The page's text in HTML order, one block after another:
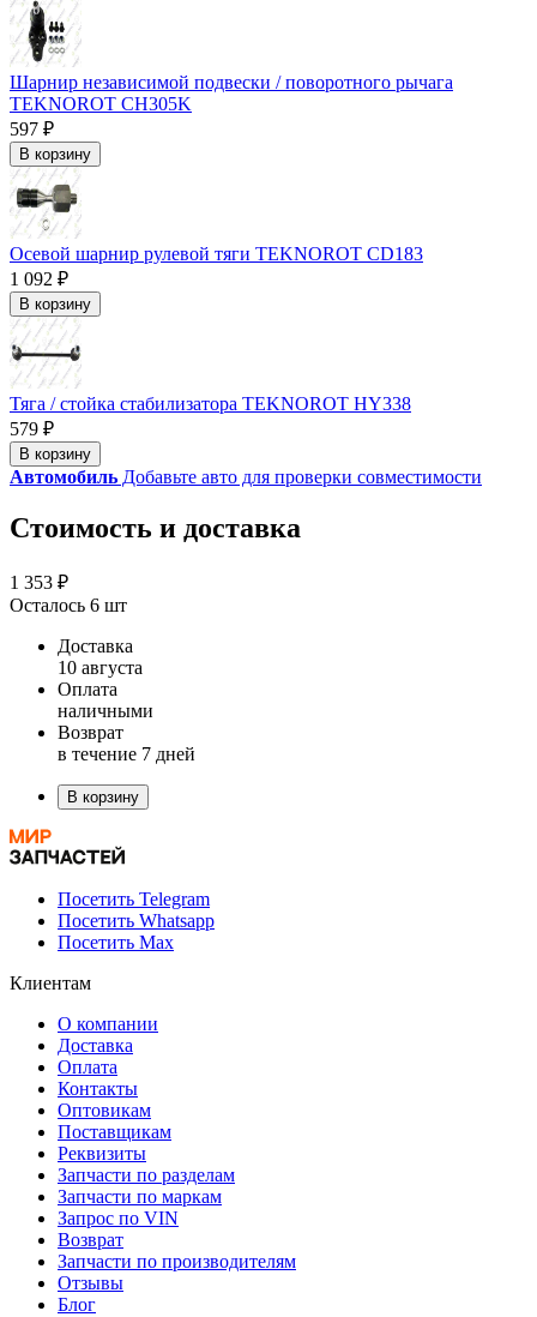
Шарнир независимой подвески / поворотного рычага
TEKNOROT CH305K
597 ₽
В корзину
Осевой шарнир рулевой тяги TEKNOROT CD183
1 092 ₽
В корзину
Тяга / стойка стабилизатора TEKNOROT HY338
579 ₽
В корзину
Автомобиль Добавьте авто для проверки совместимости
Стоимость и доставка
1 353 ₽
Осталось 6 шт
Доставка
10 августа
Оплата
наличными
Возврат
в течение 7 дней
В корзину
Посетить Telegram
Посетить Whatsapp
Посетить Max
Клиентам
О компании
Доставка
Оплата
Контакты
Оптовикам
Поставщикам
Реквизиты
Запчасти по разделам
Запчасти по маркам
Запрос по VIN
Возврат
Запчасти по производителям
Отзывы
Блог